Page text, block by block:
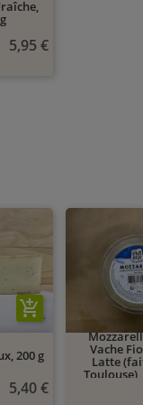
5,95 €
200 g
add_shopping_cart
5,40 €
Vache
Latte
Toulouse),